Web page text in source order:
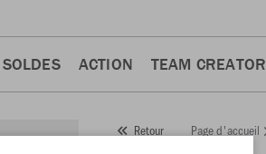
SOLDES ACTION TEAM CREATOR
Retour Page d'accueil